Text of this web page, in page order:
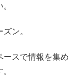
ン。
ースで情報を集め